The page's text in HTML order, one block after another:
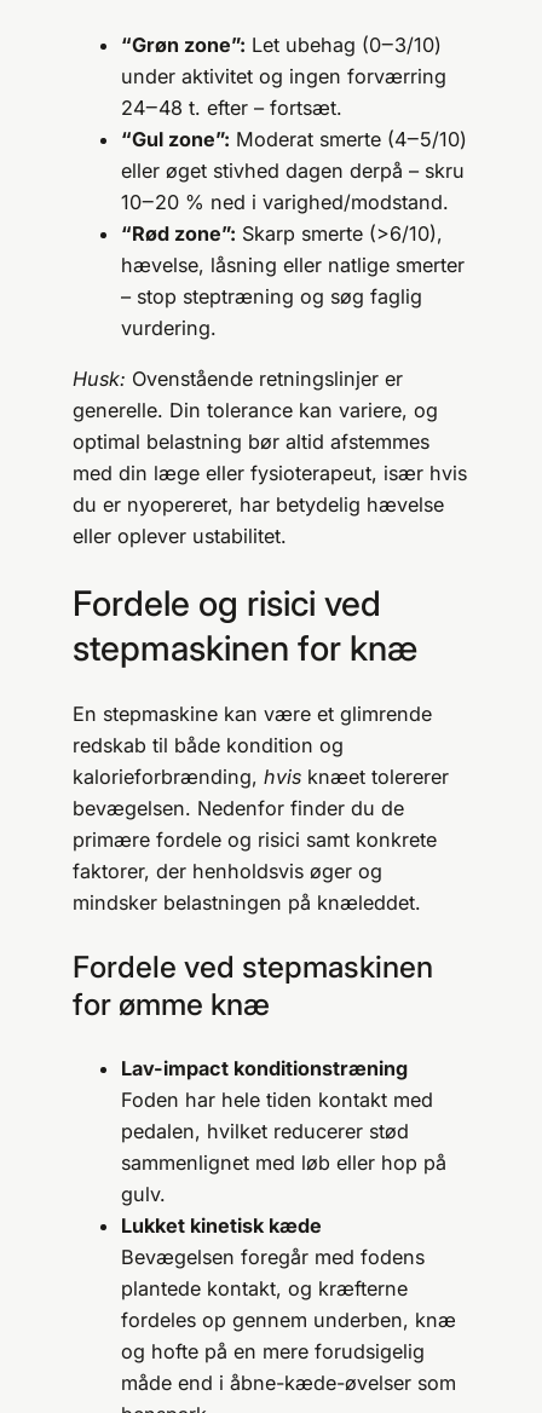
“Grøn zone”: Let ubehag (0‒3/10)
under aktivitet og ingen forværring
24‒48 t. efter – fortsæt.
“Gul zone”: Moderat smerte (4‒5/10)
eller øget stivhed dagen derpå – skru
10‒20 % ned i varighed/modstand.
“Rød zone”: Skarp smerte (>6/10),
hævelse, låsning eller natlige smerter
– stop steptræning og søg faglig
vurdering.
Husk: Ovenstående retningslinjer er
generelle. Din tolerance kan variere, og
optimal belastning bør altid afstemmes
med din læge eller fysioterapeut, især hvis
du er nyopereret, har betydelig hævelse
eller oplever ustabilitet.
Fordele og risici ved
stepmaskinen for knæ
En stepmaskine kan være et glimrende
redskab til både kondition og
kalorieforbrænding, hvis knæet tolererer
bevægelsen. Nedenfor finder du de
primære fordele og risici samt konkrete
faktorer, der henholdsvis øger og
mindsker belastningen på knæleddet.
Fordele ved stepmaskinen
for ømme knæ
Lav-impact konditionstræning
Foden har hele tiden kontakt med
pedalen, hvilket reducerer stød
sammenlignet med løb eller hop på
gulv.
Lukket kinetisk kæde
Bevægelsen foregår med fodens
plantede kontakt, og kræfterne
fordeles op gennem underben, knæ
og hofte på en mere forudsigelig
måde end i åbne-kæde-øvelser som